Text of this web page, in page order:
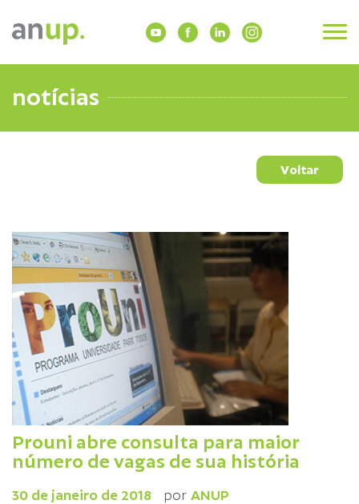
notícias
Voltar
Prouni abre consulta para maior
número de vagas de sua história
30 de janeiro de 2018 por ANUP